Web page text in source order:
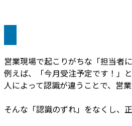
営業現場で起こりがちな「担当者
例えば、「今月受注予定です！」
人によって認識が違うことで、営
そんな「認識のずれ」をなくし、